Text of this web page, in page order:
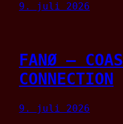
9. juli 2026
FANØ –
CONNECTION
9. juli 2026